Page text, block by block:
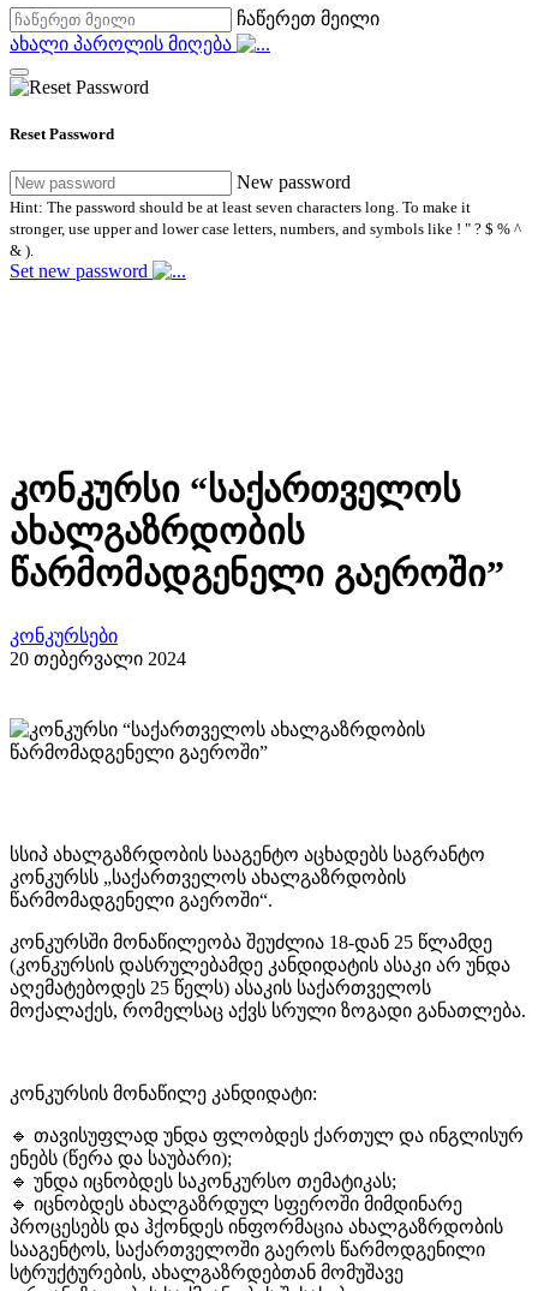
ჩაწერეთ მეილი
ახალი პაროლის მიღება
Reset Password
New password
Hint: The password should be at least seven characters long. To make it
stronger, use upper and lower case letters, numbers, and symbols like ! " ? $ % ^
& ).
Set new password
კონკურსი “საქართველოს
ახალგაზრდობის
წარმომადგენელი გაეროში”
კონკურსები
20 თებერვალი 2024
სსიპ ახალგაზრდობის სააგენტო აცხადებს საგრანტო
კონკურსს „საქართველოს ახალგაზრდობის
წარმომადგენელი გაეროში“.
კონკურსში მონაწილეობა შეუძლია 18-დან 25 წლამდე
(კონკურსის დასრულებამდე კანდიდატის ასაკი არ უნდა
აღემატებოდეს 25 წელს) ასაკის საქართველოს
მოქალაქეს, რომელსაც აქვს სრული ზოგადი განათლება.
კონკურსის მონაწილე კანდიდატი:
🔹 თავისუფლად უნდა ფლობდეს ქართულ და ინგლისურ
ენებს (წერა და საუბარი);
🔹 უნდა იცნობდეს საკონკურსო თემატიკას;
🔹 იცნობდეს ახალგაზრდულ სფეროში მიმდინარე
პროცესებს და ჰქონდეს ინფორმაცია ახალგაზრდობის
სააგენტოს, საქართველოში გაეროს წარმოდგენილი
სტრუქტურების, ახალგაზრდებთან მომუშავე